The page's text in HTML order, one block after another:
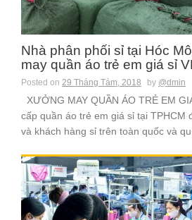
Nhà phân phối sỉ tại Hóc
may quần áo trẻ em giá sỉ
Posted on 29 Tháng Tám, 2018 by @dmin
XƯỞNG MAY QUẦN ÁO TRẺ EM
cấp quần áo trẻ em giá sỉ tại TPHCM
và khách hàng sỉ trên toàn quốc và